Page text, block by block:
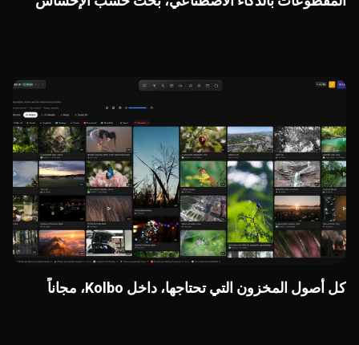
كل أصول المخزون التي تحتاجها، داخل Kolbo، مجاناً